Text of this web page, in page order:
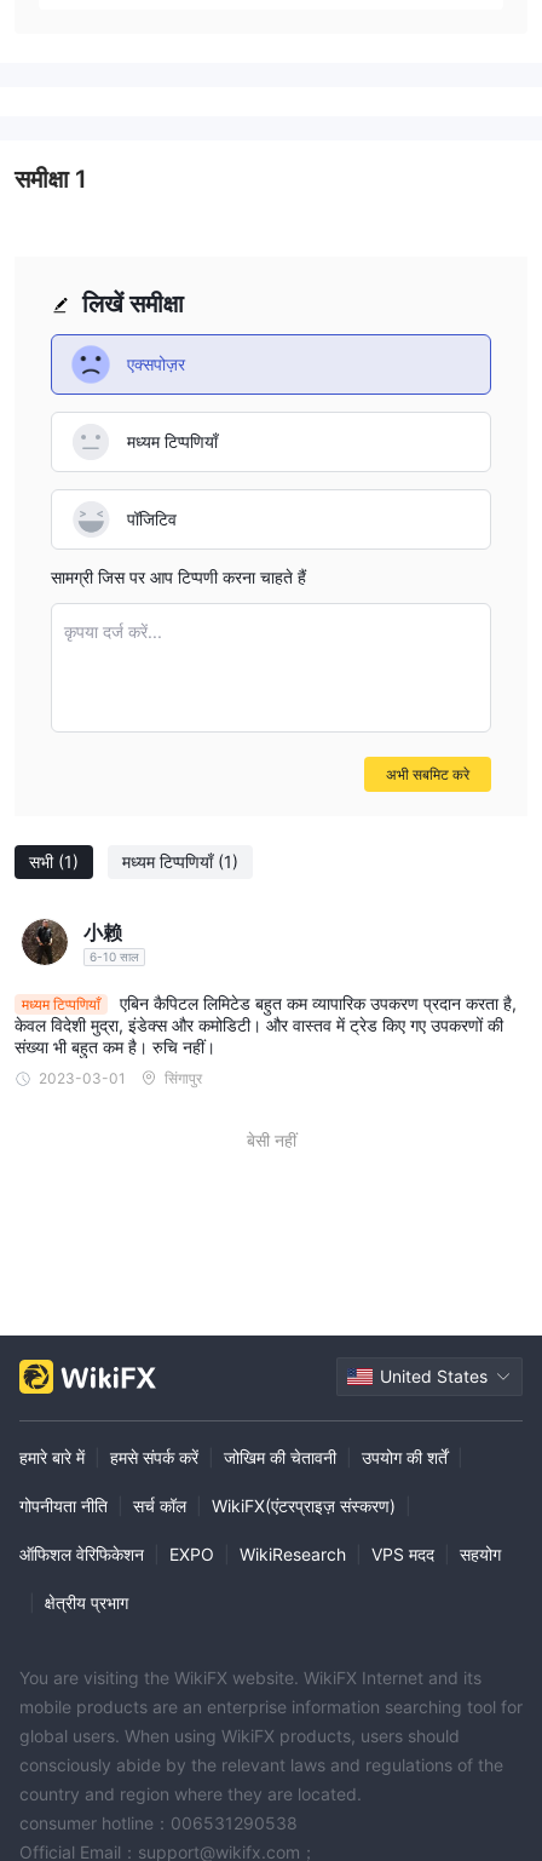
सभी (1) मध्यम टिप्पणियाँ (1)
小赖
6-10 साल
मध्यम टिप्पणियाँ
एबिन कैपिटल लिमिटेड बहुत कम व्यापारिक उपकरण प्रदान करता है,
केवल विदेशी मुद्रा, इंडेक्स और कमोडिटी। और वास्‍तव में ट्रेड किए गए उपकरणों की
संख्‍या भी बहुत कम है। रुचि नहीं।
2023-03-01 सिंगापुर
बेसी नहीं
लिखें समीक्षा
एक्सपोज़र
मध्यम टिप्पणियाँ
पॉजिटिव
सामग्री जिस पर आप टिप्पणी करना चाहते हैं
कृपया दर्ज करें...
अभी सबमिट करे
समीक्षा1
United States
हमारे बारे में हमसे संपर्क करें जोखिम की चेतावनी उपयोग की शर्तें
गोपनीयता नीति सर्च कॉल WikiFX(एंटरप्राइज़ संस्करण)
ऑफिशल वेरिफिकेशन EXPO WikiResearch VPS मदद सहयोग
क्षेत्रीय प्रभाग
You are visiting the WikiFX website. WikiFX Internet and its
mobile products are an enterprise information searching tool for
global users. When using WikiFX products, users should
consciously abide by the relevant laws and regulations of the
country and region where they are located.
consumer hotline：006531290538
Official Email：support@wikifx.com；